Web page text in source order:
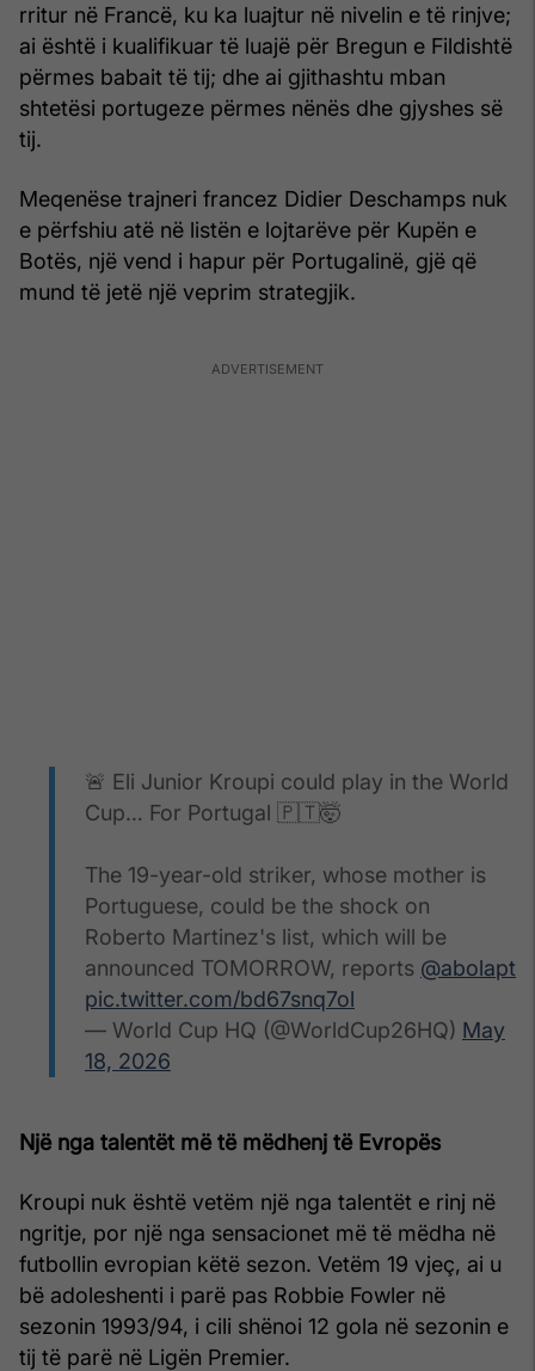
rritur në Francë, ku ka luajtur në nivelin e të rinjve;
ai është i kualifikuar të luajë për Bregun e Fildishtë
përmes babait të tij; dhe ai gjithashtu mban
shtetësi portugeze përmes nënës dhe gjyshes së
tij.
Meqenëse trajneri francez Didier Deschamps nuk
e përfshiu atë në listën e lojtarëve për Kupën e
Botës, një vend i hapur për Portugalinë, gjë që
mund të jetë një veprim strategjik.
🚨 Eli Junior Kroupi could play in the World
Cup… For Portugal 🇵🇹🤯
The 19-year-old striker, whose mother is
Portuguese, could be the shock on
Roberto Martinez's list, which will be
announced TOMORROW, reports @abolapt
pic.twitter.com/bd67snq7ol
— World Cup HQ (@WorldCup26HQ) May
18, 2026
Një nga talentët më të mëdhenj të Evropës
Kroupi nuk është vetëm një nga talentët e rinj në
ngritje, por një nga sensacionet më të mëdha në
futbollin evropian këtë sezon. Vetëm 19 vjeç, ai u
bë adoleshenti i parë pas Robbie Fowler në
sezonin 1993/94, i cili shënoi 12 gola në sezonin e
tij të parë në Ligën Premier.